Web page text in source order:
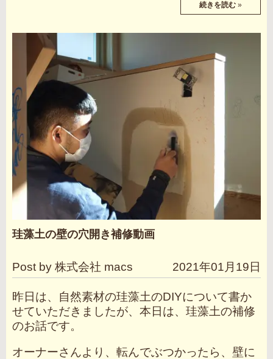
続きを読む »
珪藻土の壁の穴開き補修動画
Post by 株式会社 macs 2021年01月19日
昨日は、自然素材の珪藻土のDIYについて書か
せていただきましたが、本日は、珪藻土の補修
のお話です。
オーナーさんより、転んでぶつかったら、壁に